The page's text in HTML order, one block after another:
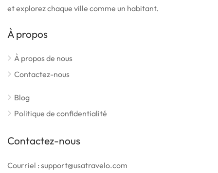
et explorez chaque ville comme un habitant.
À propos
À propos de nous
Contactez-nous
Blog
Politique de confidentialité
Contactez-nous
Courriel : support@usatravelo.com